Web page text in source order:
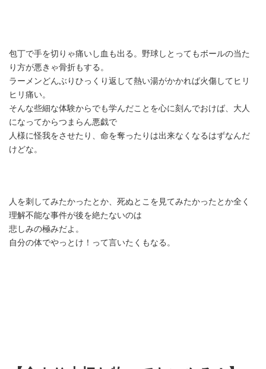
包丁で手を切りゃ痛いし血も出る。野球しとってもボールの当た
り方が悪きゃ骨折もする。
ラーメンどんぶりひっくり返して熱い湯がかかれば火傷してヒリ
ヒリ痛い。
そんな些細な体験からでも学んだことを心に刻んでおけば、大人
になってからつまらん悪戯で
人様に怪我をさせたり、命を奪ったりは出来なくなるはずなんだ
けどな。
人を刺してみたかったとか、死ぬとこを見てみたかったとか全く
理解不能な事件が後を絶たないのは
悲しみの極みだよ。
自分の体でやっとけ！って言いたくもなる。